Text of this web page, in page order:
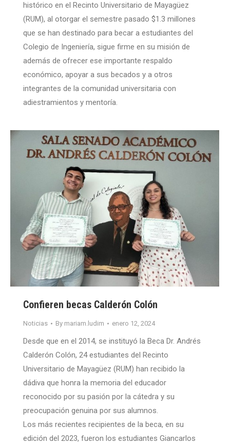
histórico en el Recinto Universitario de Mayagüez
(RUM), al otorgar el semestre pasado $1.3 millones
que se han destinado para becar a estudiantes del
Colegio de Ingeniería, sigue firme en su misión de
además de ofrecer ese importante respaldo
económico, apoyar a sus becados y a otros
integrantes de la comunidad universitaria con
adiestramientos y mentoría.
Confieren becas Calderón Colón
Noticias By mariam.ludim enero 12, 2024
Desde que en el 2014, se instituyó la Beca Dr. Andrés
Calderón Colón, 24 estudiantes del Recinto
Universitario de Mayagüez (RUM) han recibido la
dádiva que honra la memoria del educador
reconocido por su pasión por la cátedra y su
preocupación genuina por sus alumnos.
Los más recientes recipientes de la beca, en su
edición del 2023, fueron los estudiantes Giancarlos